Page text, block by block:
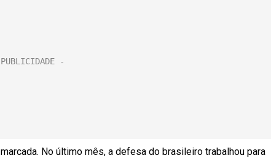
No último mês, a defesa do brasileiro trabalhou para